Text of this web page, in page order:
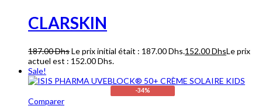
CLARSKIN
187.00DhsLe prix initial était : 187.00 Dhs.152.00DhsLe prix
actuel est : 152.00 Dhs.
Sale!
-34%
Comparer